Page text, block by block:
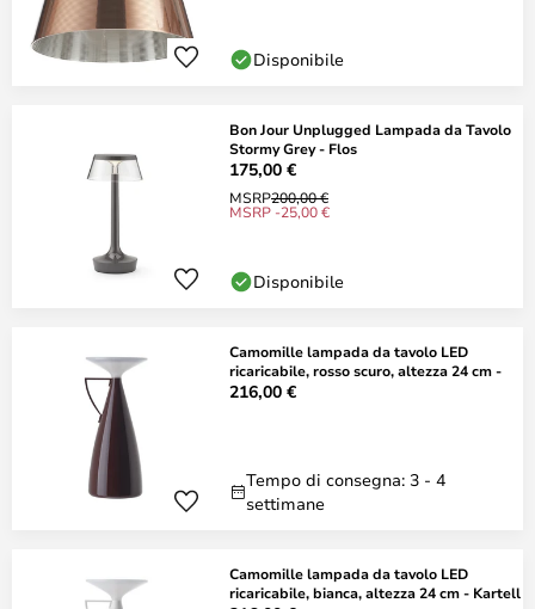
Disponibile
Bon Jour Unplugged Lampada da Tavolo
Stormy Grey - Flos
175,00 €
MSRP200,00 €
MSRP -25,00 €
Disponibile
Camomille lampada da tavolo LED
ricaricabile, rosso scuro, altezza 24 cm -
216,00 €
Tempo di consegna: 3 - 4
settimane
Camomille lampada da tavolo LED
ricaricabile, bianca, altezza 24 cm - Kartell